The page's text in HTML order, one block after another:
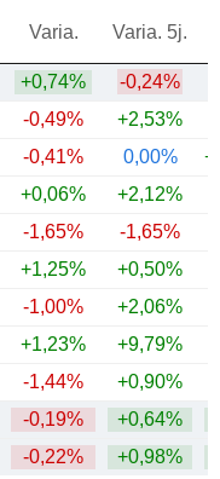
Varia. Varia. 5j.
+0,74%
-0,24%
-0,49% +2,53%
-0,41% 0,00%
+0,06% +2,12%
-1,65% -1,65%
+1,25% +0,50%
-1,00% +2,06%
+1,23% +9,79%
-1,44% +0,90%
-0,19% +0,64%
-0,22% +0,98%